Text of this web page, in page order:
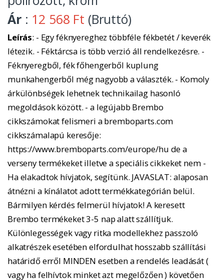
Ár : 12 568 Ft (Bruttó)
Leírás: - Egy féknyereghez többféle fékbetét / keverék
létezik. - Féktárcsa is több verzió áll rendelkezésre. -
Féknyeregből, fék főhengerből kuplung
munkahengerből még nagyobb a választék. - Komoly
árkülönbségek lehetnek technikailag hasonló
megoldások között. - a legújabb Brembo
cikkszámokat felismeri a bremboparts.com
cikkszámalapú keresője:
https://www.bremboparts.com/europe/hu de a
verseny termékeket illetve a speciális cikkeket nem -
Ha elakadtok hívjatok, segítünk. JAVASLAT: alaposan
átnézni a kínálatot adott termékkategórián belül.
Bármilyen kérdés felmerül hívjatok! A keresett
Brembo termékeket 3-5 nap alatt szállítjuk.
Különlegességek vagy ritka modellekhez passzoló
alkatrészek esetében elfordulhat hosszabb szállítási
határidő erről MINDEN esetben a rendelés leadását (
vagy ha felhívtok minket azt megelőzően ) követően